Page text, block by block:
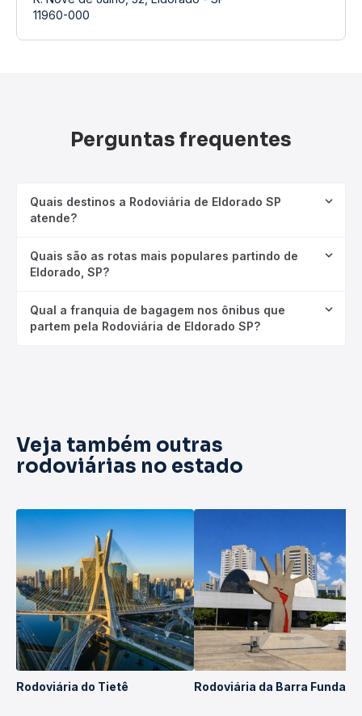
11960-000
Perguntas frequentes
Quais destinos a Rodoviária de Eldorado SP
atende?
Quais são as rotas mais populares partindo de
Eldorado, SP?
Qual a franquia de bagagem nos ônibus que
partem pela Rodoviária de Eldorado SP?
Veja também outras
rodoviárias no estado
Rodoviária do Tietê Rodoviária da Barra Funda